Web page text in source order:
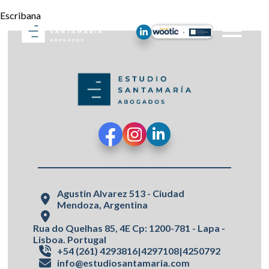
Escribana
Agustin Alvarez 513 - Ciudad
Mendoza, Argentina
Rua do Quelhas 85, 4E Cp: 1200-781 - Lapa -
Lisboa. Portugal
+54 (261) 4293816|4297108|4250792
info@estudiosantamaria.com